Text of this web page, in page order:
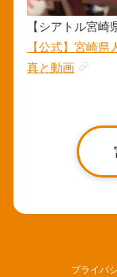
【シアトル宮
【公式】宮崎
真と動画
プライバ